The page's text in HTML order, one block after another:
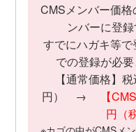
CMSメンバー価
ンバーに登
すでにハガキ等
での登録が必要
【通常価格】
円） →
【
円（